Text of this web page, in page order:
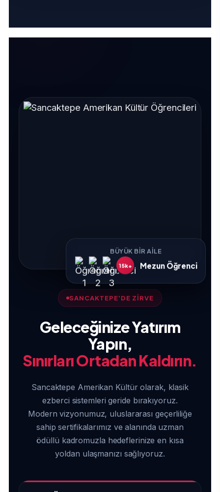
BÜYÜK BIR AILE
15k+ Mezun Öğrenci
SANCAKTEPE'DE ZİRVE
Geleceğinize Yatırım
Yapın,
Sınırları Ortadan Kaldırın.
Sancaktepe Amerikan Kültür olarak, klasik
ezberci sistemleri geride bırakıyoruz.
Modern vizyonumuz, uluslararası geçerliliğe
sahip sertifikalarımız ve alanında uzman
ödüllü kadromuzla hedeflerinize en kısa
yoldan ulaşmanızı sağlıyoruz.